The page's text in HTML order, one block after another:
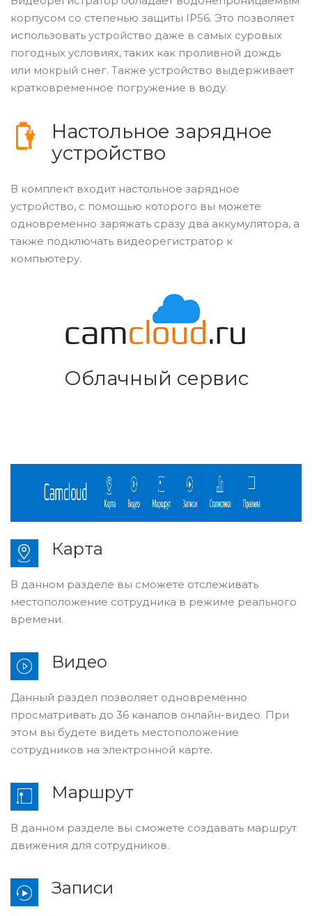
корпусом со степенью защиты IP56. Это позволяет
использовать устройство даже в самых суровых
погодных условиях, таких как проливной дождь
или мокрый снег. Также устройство выдерживает
кратковременное погружение в воду.
Настольное зарядное
устройство
В комплект входит настольное зарядное
устройство, с помощью которого вы можете
одновременно заряжать сразу два аккумулятора, а
также подключать видеорегистратор к
компьютеру.
Облачный сервис
Карта
В данном разделе вы сможете отслеживать
местоположение сотрудника в режиме реального
времени.
Видео
Данный раздел позволяет одновременно
просматривать до 36 каналов онлайн-видео. При
этом вы будете видеть местоположение
сотрудников на электронной карте.
Маршрут
В данном разделе вы сможете создавать маршрут
движения для сотрудников.
Записи